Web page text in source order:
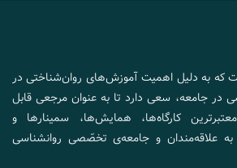
که به دلیل اهمیت آموزش‌های روان‌شناختی در
جامعه، سعی دارد تا به عنوان مرجعی قابل
کارگاه‌ها، همایش‌ها، سمینارها و
علاقه‌مندان و جامعه‌ی تخصّصی روانشناسی